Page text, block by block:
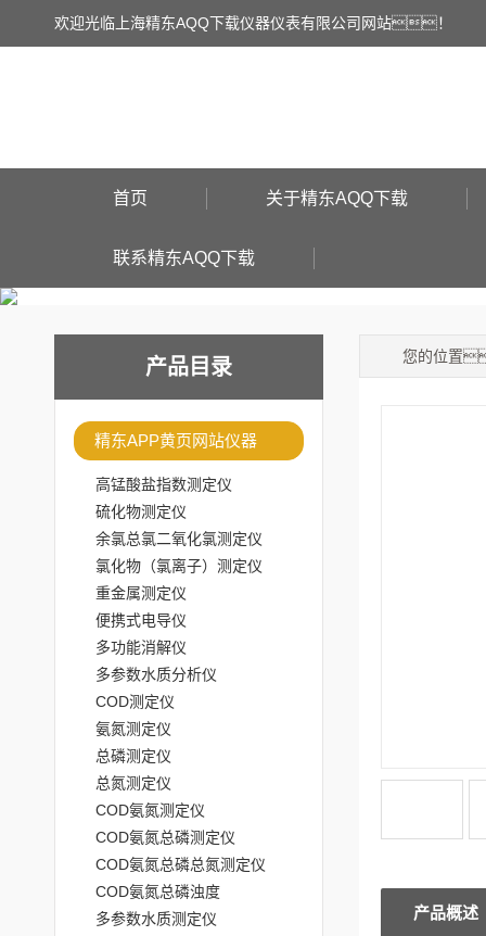
欢迎光临上海精东AQQ下载仪器仪表有限公司网站！
首页 关于精东AQQ下载
联系精东AQQ下载
产品目录
精东APP黄页网站仪器
高锰酸盐指数测定仪
硫化物测定仪
余氯总氯二氧化氯测定仪
氯化物（氯离子）测定仪
重金属测定仪
便携式电导仪
多功能消解仪
多参数水质分析仪
COD测定仪
氨氮测定仪
总磷测定仪
总氮测定仪
COD氨氮测定仪
COD氨氮总磷测定仪
COD氨氮总磷总氮测定仪
COD氨氮总磷浊度
多参数水质测定仪
您的位置
产品概述